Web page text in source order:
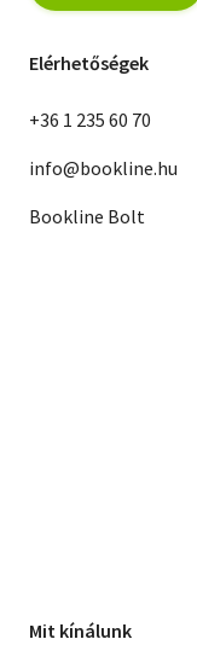
Elérhetőségek
+36 1 235 60 70
info@bookline.hu
Bookline Bolt
Mit kínálunk